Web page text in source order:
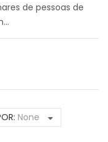
de pessoas de
None